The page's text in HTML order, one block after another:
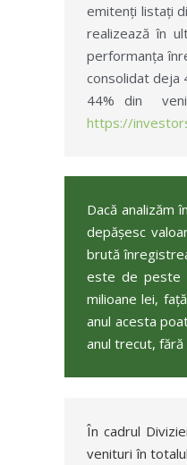
emitenți listați
realizează în
performanța
consolidat deja
44% din
https://
Dacă analizăm
depășesc
brută
este de peste
milioane lei,
anul acesta
anul trecut,
În cadrul
venituri în